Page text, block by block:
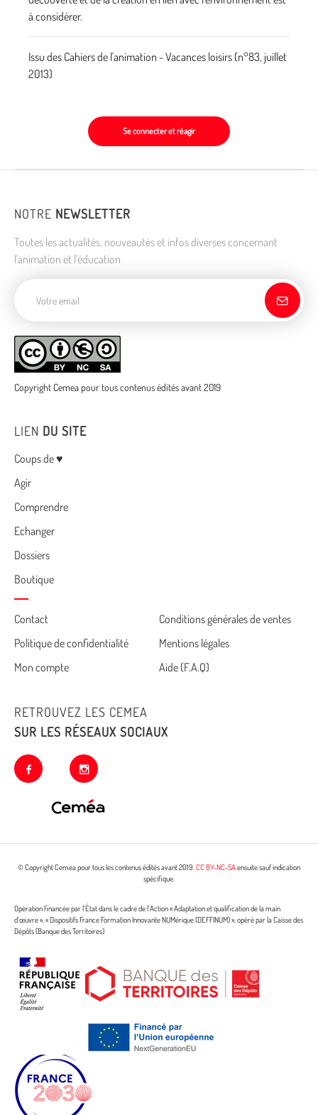
à considérer.
Issu des Cahiers de l'animation - Vacances loisirs (n°83, juillet
2013)
Se connecter et réagir
NOTRE NEWSLETTER
Toutes les actualités, nouveautés et infos diverses concernant
l'animation et l'éducation
Copyright Cemea pour tous contenus édités avant 2019
LIEN DU SITE
Menu
Coups de ♥
Agir
Comprendre
Echanger
Dossiers
Boutique
Cemea
footer
Contact
Conditions générales de ventes
Politique de confidentialité
Mentions légales
Mon compte
Aide (F.A.Q)
RETROUVEZ LES CEMEA
SUR LES RÉSEAUX SOCIAUX
facebook instagram
© Copyright Cemea pour tous les contenus édités avant 2019.CC BY-NC-SAensuite sauf indication
spécifique.
Opération financée par l’État dans le cadre de l’Action « Adaptation et qualification de la main
d’œuvre », « Dispositifs France Formation Innovante NUMérique (DEFFINUM) », opéré par la Caisse des
Dépôts (Banque des Territoires)